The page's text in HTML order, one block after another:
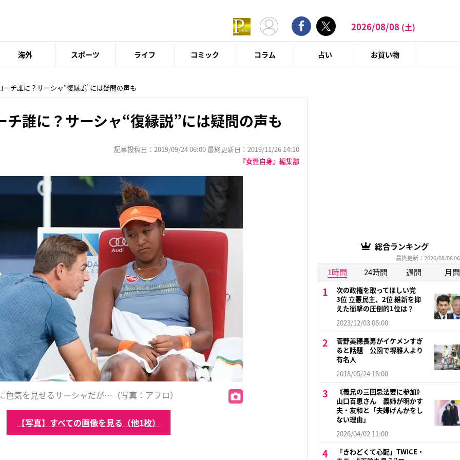
2026/08/08 (土)
海外 スポーツ ライフ コミック コラム 占い お買い物
チ誰に？サーシャ“復縁説”には疑問の声も
チ誰に？サーシャ“復縁説”には疑問の声も
記事投稿日：2019/09/24 06:00 最終更新日：2019/11/26 14:10
『女性自身』編集部
色気を見せるサーシャだが…（写真：アフロ）
【写真】すべての画像を見る（他1枚）
総合ランキング
最終更新：2026/08/08
1時間 24時間 週間 月間
次の政権を取ってほしい党
3位 立憲民主、2位 維新を抑
えた衝撃の圧倒的1位は？
2023/12/03 06:00
菅野美穂長男がイケメンすぎ
ると話題 公園で堺雅人より
有名人
2018/05/24 16:00
《義兄の三回忌法要に参加》
山口百恵さん 義姉が明かす
夫・友和と「夫婦げんかをし
ない理由」
2026/04/02 11:00
「きわどくて心配」TWICE・